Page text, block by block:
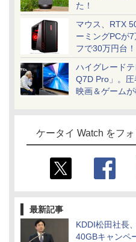
た！
マウス、RTX
ーミングPCが
フで30万円台！
ハイグレードテ
Q7D Pro」。
映画＆ゲーム
ケータイ Watch をフ
最新記事
KDDI松田社長
40GBキャンペ